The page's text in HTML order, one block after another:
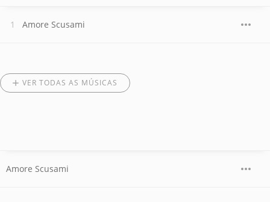
Amore Scusami
VER TODAS AS MÚSICAS
Amore Scusami